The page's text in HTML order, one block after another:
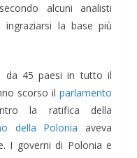
alcuni analisti
la base più
da 45 paesi in tutto il
scorso il parlamento
la ratifica della
della Polonia aveva
I governi di Polonia e